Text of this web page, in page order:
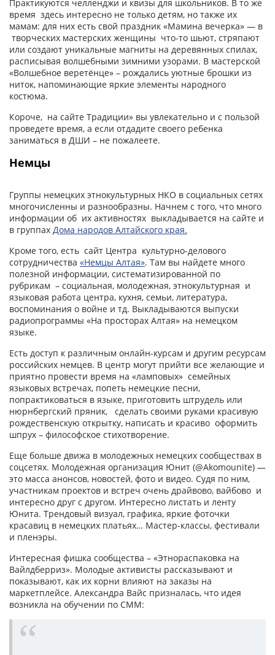
Практикуются челленджи и квизы для школьников. В то же
время здесь интересно не только детям, но также их
мамам: для них есть свой праздник «Мамина вечерка» — в
творческих мастерских женщины что-то шьют, стряпают
или создают уникальные магниты на деревянных спилах,
расписывая волшебными зимними узорами. В мастерской
«Волшебное веретёнце» – рождались уютные брошки из
ниток, напоминающие яркие элементы народного
костюма.
Короче, на сайте Традиции» вы увлекательно и с пользой
проведете время, а если отдадите своего ребенка
заниматься в ДШИ – не пожалеете.
Немцы
Группы немецких этнокультурных НКО в социальных сетях
многочисленны и разнообразны. Начнем с того, что много
информации об их активностях выкладывается на сайте и
в группах Дома народов Алтайского края.
Кроме того, есть сайт Центра культурно-делового
сотрудничества «Немцы Алтая». Там вы найдете много
полезной информации, систематизированной по
рубрикам – социальная, молодежная, этнокультурная и
языковая работа центра, кухня, семьи, литература,
воспоминания о войне и тд. Выкладываются выпуски
радиопрограммы «На просторах Алтая» на немецком
языке.
Есть доступ к различным онлайн-курсам и другим ресурсам
российских немцев. В центр могут прийти все желающие и
приятно провести время на «ламповых» семейных
языковых встречах, попеть немецкие песни,
попрактиковаться в языке, приготовить штрудель или
нюрнбергский пряник, сделать своими руками красивую
рождественскую открытку, написать и красиво оформить
шпрух – философское стихотворение.
Еще больше движа в молодежных немецких сообществах в
соцсетях. Молодежная организация Юнит (@Akomounite) —
это масса анонсов, новостей, фото и видео. Судя по ним,
участникам проектов и встреч очень драйвово, вайбово и
интересно друг с другом. Интересно листать и ленту
Юнита. Трендовый визуал, графика, яркие фоточки
красавиц в немецких платьях… Мастер-классы, фестивали
и пленэры.
Интересная фишка сообщества – «Этнораспаковка на
Вайлдберриз». Молодые активисты рассказывают и
показывают, как их корни влияют на заказы на
маркетплейсе. Александра Вайс призналась, что идея
возникла на обучении по СММ: